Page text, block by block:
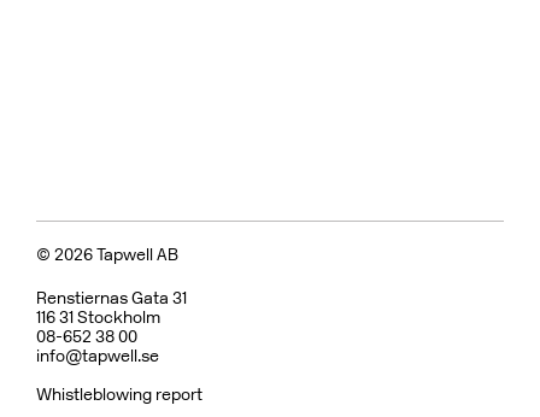
© 2026 Tapwell AB
Renstiernas Gata 31
116 31 Stockholm
08-652 38 00
info@tapwell.se
Whistleblowing report